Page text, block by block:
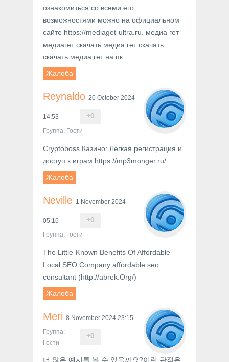
ознакомиться со всеми его
возможностями можно на официальном
сайте https://mediaget-ultra.ru. медиа гет
медиагет скачать медиа гет скачать
скачать медиа гет на пк
Жалоба
Reynaldo 20 October 2024
14:53 +0
Группа: Гости
Cryptoboss Казино: Легкая регистрация и
доступ к играм https://mp3monger.ru/
Жалоба
Neville 1 November 2024
05:16 +0
Группа: Гости
The Little-Known Benefits Of Affordable
Local SEO Company affordable seo
consultant (http://abrek.Org/)
Жалоба
Meri 8 November 2024 23:15
+0
Группа:
Гости
더 많은 예시를 볼 수 있을까요?이런 관점은